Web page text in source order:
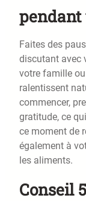
pendant
Faites des
discutant avec
votre famille
ralentissent
commencer,
gratitude, ce
ce moment de
également à
les aliments.
Conseil